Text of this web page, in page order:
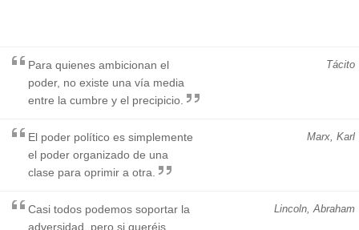
Tácito
Para quienes ambicionan el
poder, no existe una vía media
entre la cumbre y el precipicio.
Marx, Karl
El poder político es simplemente
el poder organizado de una
clase para oprimir a otra.
Lincoln, Abraham
Casi todos podemos soportar la
adversidad, pero si queréis